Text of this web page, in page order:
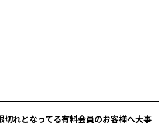
切れとなってる有料会員のお客様へ大事